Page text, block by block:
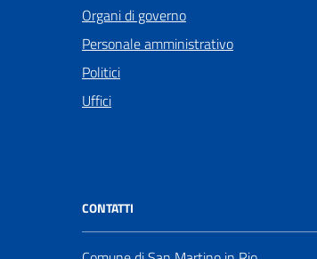
Organi di governo
Personale amministrativo
Politici
Uffici
CONTATTI